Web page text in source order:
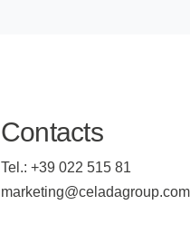
Contacts
Tel.: +39 022 515 81
marketing@celadagroup.com